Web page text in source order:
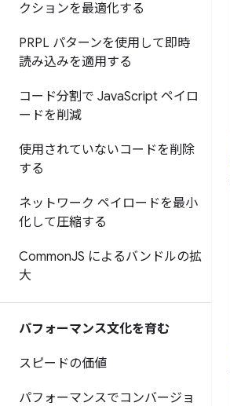
クションを最適化する
PRPL パターンを使用して即時
読み込みを適用する
コード分割で JavaScript ペイロ
ードを削減
使用されていないコードを削除
する
ネットワーク ペイロードを最小
化して圧縮する
CommonJS によるバンドルの拡
大
パフォーマンス文化を育む
スピードの価値
パフォーマンスでコンバージョ